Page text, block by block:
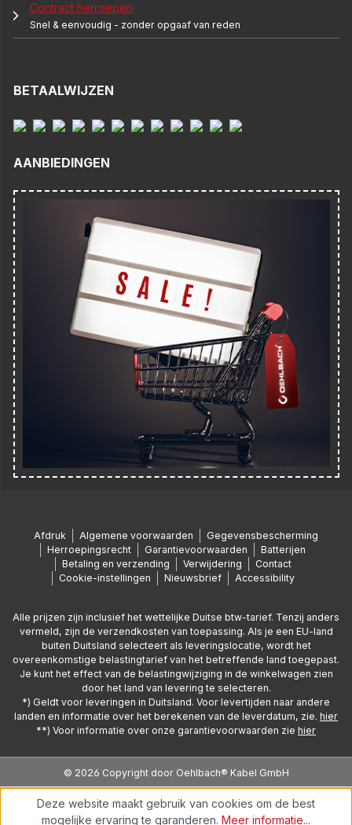
Contract herroepen
Snel & eenvoudig - zonder opgaaf van reden
BETAALWIJZEN
AANBIEDINGEN
Afdruk Algemene voorwaarden
Gegevensbescherming
Herroepingsrecht
Garantievoorwaarden
Batterijen
Betaling en verzending
Verwijdering
Contact
Cookie-instellingen
Nieuwsbrief Accessibility
Alle prijzen zijn inclusief het wettelijke Duitse btw-tarief. Tenzij anders
vermeld, zijn de verzendkosten van toepassing. Als je een EU-land
buiten Duitsland selecteert als leveringslocatie, wordt het
overeenkomstige belastingtarief van het betreffende land toegepast.
Je kunt het effect van de belastingwijziging in de winkelwagen zien
door het land van levering te selecteren.
*) Geldt voor leveringen in Duitsland. Voor levertijden naar andere
landen en informatie over het berekenen van de leverdatum, zie. hier
**) Voor informatie over onze garantievoorwaarden zie hier
© 2026 Copyright door Oehlbach® Kabel GmbH
Deze website maakt gebruik van cookies om de best
mogelijke ervaring te garanderen. Meer informatie...